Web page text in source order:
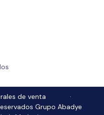
de venta
Grupo Abadye